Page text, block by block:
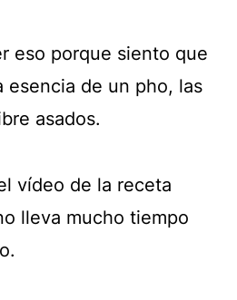
eso porque siento que
esencia de un pho, las
asados.
vídeo de la receta
lleva mucho tiempo